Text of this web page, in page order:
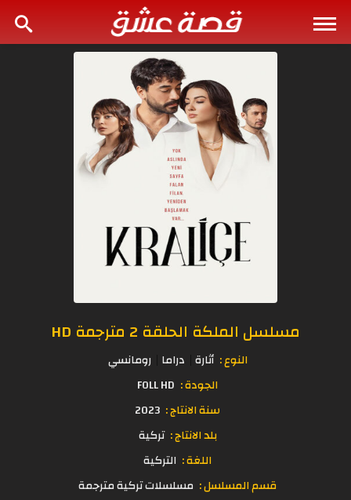
مسلسل الملكة الحلقة 2 مترجمة HD
النوع : أثارة دراما رومانسي
الجودة : FOLL HD
سنة الانتاج : 2023
بلد الانتاج : تركية
اللغة : التركية
قسم المسلسل : مسلسلات تركية مترجمة